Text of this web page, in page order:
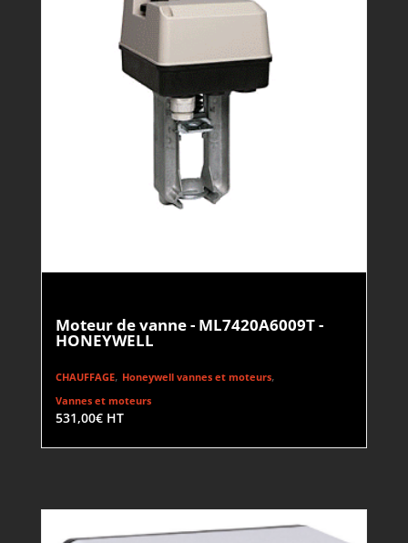
Moteur de vanne - ML7420A6009T -
HONEYWELL
CHAUFFAGE, Honeywell vannes et moteurs,
Vannes et moteurs
531,00€ HT